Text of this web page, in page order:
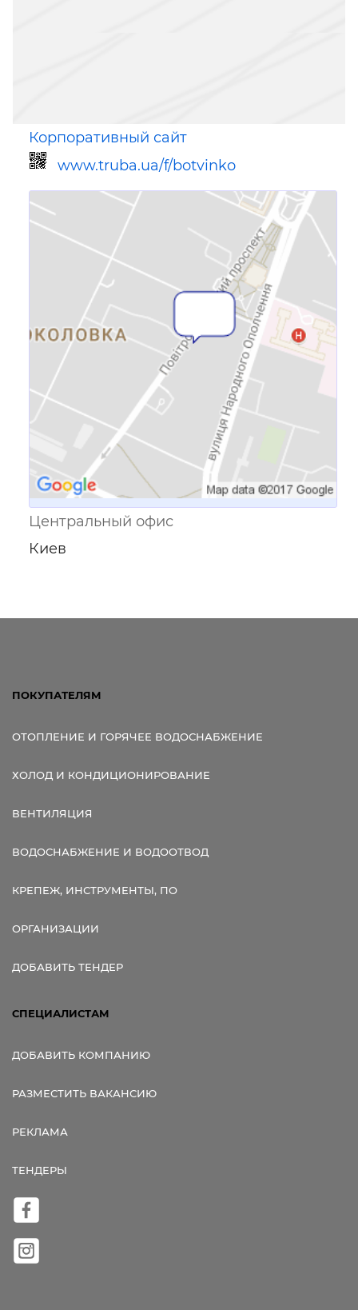
Корпоративный сайт
www.truba.ua/f/botvinko
Ссылка для мобильных устройств
Центральный офис
Киев
ПОКУПАТЕЛЯМ
ОТОПЛЕНИЕ И ГОРЯЧЕЕ ВОДОСНАБЖЕНИЕ
ХОЛОД И КОНДИЦИОНИРОВАНИЕ
ВЕНТИЛЯЦИЯ
ВОДОСНАБЖЕНИЕ И ВОДООТВОД
КРЕПЕЖ, ИНСТРУМЕНТЫ, ПО
ОРГАНИЗАЦИИ
ДОБАВИТЬ ТЕНДЕР
СПЕЦИАЛИСТАМ
ДОБАВИТЬ КОМПАНИЮ
РАЗМЕСТИТЬ ВАКАНСИЮ
РЕКЛАМА
ТЕНДЕРЫ